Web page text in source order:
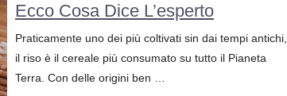
Ecco Cosa Dice L’esperto
Praticamente uno dei più coltivati sin dai tempi antichi,
il riso è il cereale più consumato su tutto il Pianeta
Terra. Con delle origini ben …